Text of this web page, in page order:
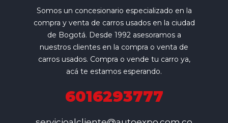
Somos un concesionario especializado en la
compra y venta de carros usados en la ciudad
de Bogotá. Desde 1992 asesoramos a
nuestros clientes en la compra o venta de
carros usados. Compra o vende tu carro ya,
acá te estamos esperando.
6016293777